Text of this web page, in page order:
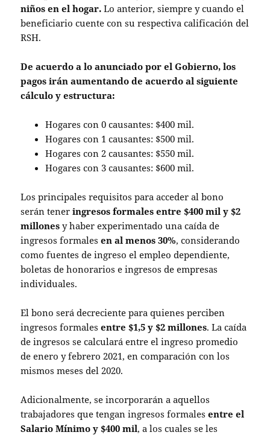
niños en el hogar. Lo anterior, siempre y cuando el
beneficiario cuente con su respectiva calificación del
RSH.
De acuerdo a lo anunciado por el Gobierno, los
pagos irán aumentando de acuerdo al siguiente
cálculo y estructura:
Hogares con 0 causantes: $400 mil.
Hogares con 1 causantes: $500 mil.
Hogares con 2 causantes: $550 mil.
Hogares con 3 causantes: $600 mil.
Los principales requisitos para acceder al bono
serán teneringresos formales entre $400 mil y $2
millones y haber experimentado una caída de
ingresos formalesen al menos 30%, considerando
como fuentes de ingreso el empleo dependiente,
boletas de honorarios e ingresos de empresas
individuales.
El bono será decreciente para quienes perciben
ingresos formalesentre $1,5 y $2 millones. La caída
de ingresos se calculará entre el ingreso promedio
de enero y febrero 2021, en comparación con los
mismos meses del 2020.
Adicionalmente, se incorporarán a aquellos
trabajadores que tengan ingresos formalesentre el
Salario Mínimo y $400 mil, a los cuales se les